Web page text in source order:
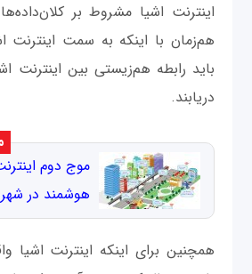
اینترنت اشیا مشروط بر
هم‌زمان با اینکه به سمت اینترنت
باید رابطه هم‌زیستی بین اینترنت
دریابند.
موج دوم
هوشمند در
همچنین برای اینکه اینترنت اشیا